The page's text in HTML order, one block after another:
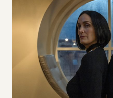
»KPOP
DEMON
HUNTERS«
SCHAUEN